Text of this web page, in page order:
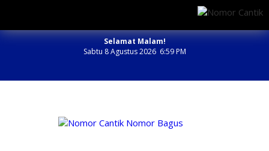
Selamat Malam!
Sabtu 8 Agustus 2026 6:59 PM